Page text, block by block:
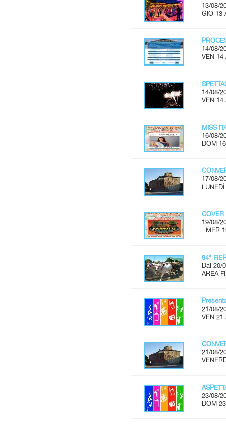
13/08/
GIO 13
14/08/
VEN 14
14/08/
VEN 14
MISS
16/08/
DOM
17/08/
COVER
19/08/
MER
94ª
Dal 20/
AREA
21/08/
VEN 21
21/08/
23/08/
DOM